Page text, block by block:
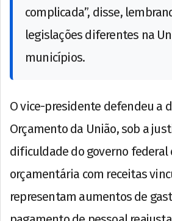
complicada”, disse,
legislações diferentes na
municípios.
O vice-presidente defendeu a
Orçamento da União, sob a
dificuldade do governo federal
orçamentária com receitas
representam aumentos de